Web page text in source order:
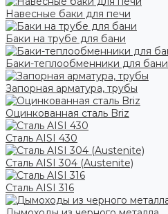
Навесные баки для печи
Баки на трубе для бани
Баки-теплообменники для бани
Запорная арматура, трубы
Оцинкованная сталь Briz
Сталь AISI 430
Сталь AISI 304 (Austenite)
Сталь AISI 316